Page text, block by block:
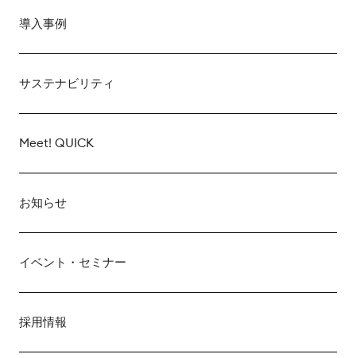
導入事例
サステナビリティ
Meet! QUICK
お知らせ
イベント・セミナー
採用情報